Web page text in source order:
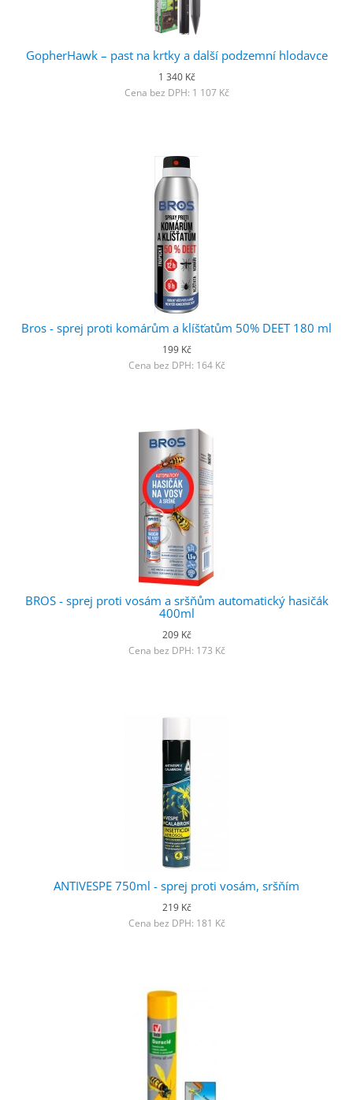
GopherHawk – past na krtky a další podzemní hlodavce
1 340 Kč
Cena bez DPH: 1 107 Kč
Bros - sprej proti komárům a klíšťatům 50% DEET 180 ml
199 Kč
Cena bez DPH: 164 Kč
BROS - sprej proti vosám a sršňům automatický hasičák
400ml
209 Kč
Cena bez DPH: 173 Kč
ANTIVESPE 750ml - sprej proti vosám, sršňím
219 Kč
Cena bez DPH: 181 Kč